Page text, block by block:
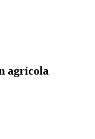
agrícola